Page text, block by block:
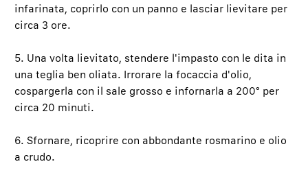
infarinata, coprirlo con un panno e lasciar lievitare per
circa 3 ore.
5. Una volta lievitato, stendere l'impasto con le dita in
una teglia ben oliata. Irrorare la focaccia d'olio,
cospargerla con il sale grosso e infornarla a 200° per
circa 20 minuti.
6. Sfornare, ricoprire con abbondante rosmarino e olio
a crudo.